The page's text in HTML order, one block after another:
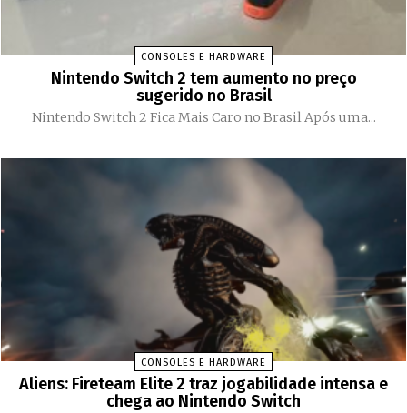
CONSOLES E HARDWARE
Nintendo Switch 2 tem aumento no preço
sugerido no Brasil
Nintendo Switch 2 Fica Mais Caro no Brasil Após uma...
CONSOLES E HARDWARE
Aliens: Fireteam Elite 2 traz jogabilidade intensa e
chega ao Nintendo Switch